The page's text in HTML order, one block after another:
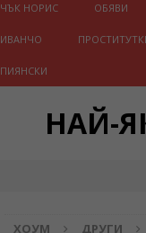
ЧЪК НОРИС ОБЯВИ
ИВАНЧО
ПИЯНСКИ
НАЙ-
ХОУМ ДРУГИ